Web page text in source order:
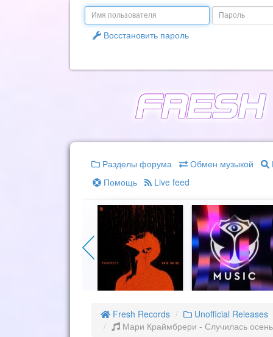
Email
Пароль
Восстановить пароль
Разделы форума Обмен музыкой
Помощь
Live feed
Fresh Records
Unofficial Releases
Мари Краймбрери - Случилась